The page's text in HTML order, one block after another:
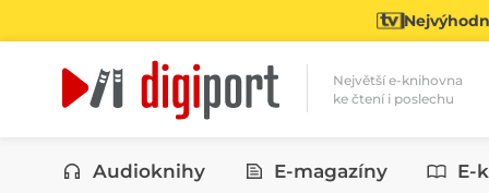
Největší e-knihovna
ke čtení i poslechu
Kategorie
Audioknihy E-magazíny E-